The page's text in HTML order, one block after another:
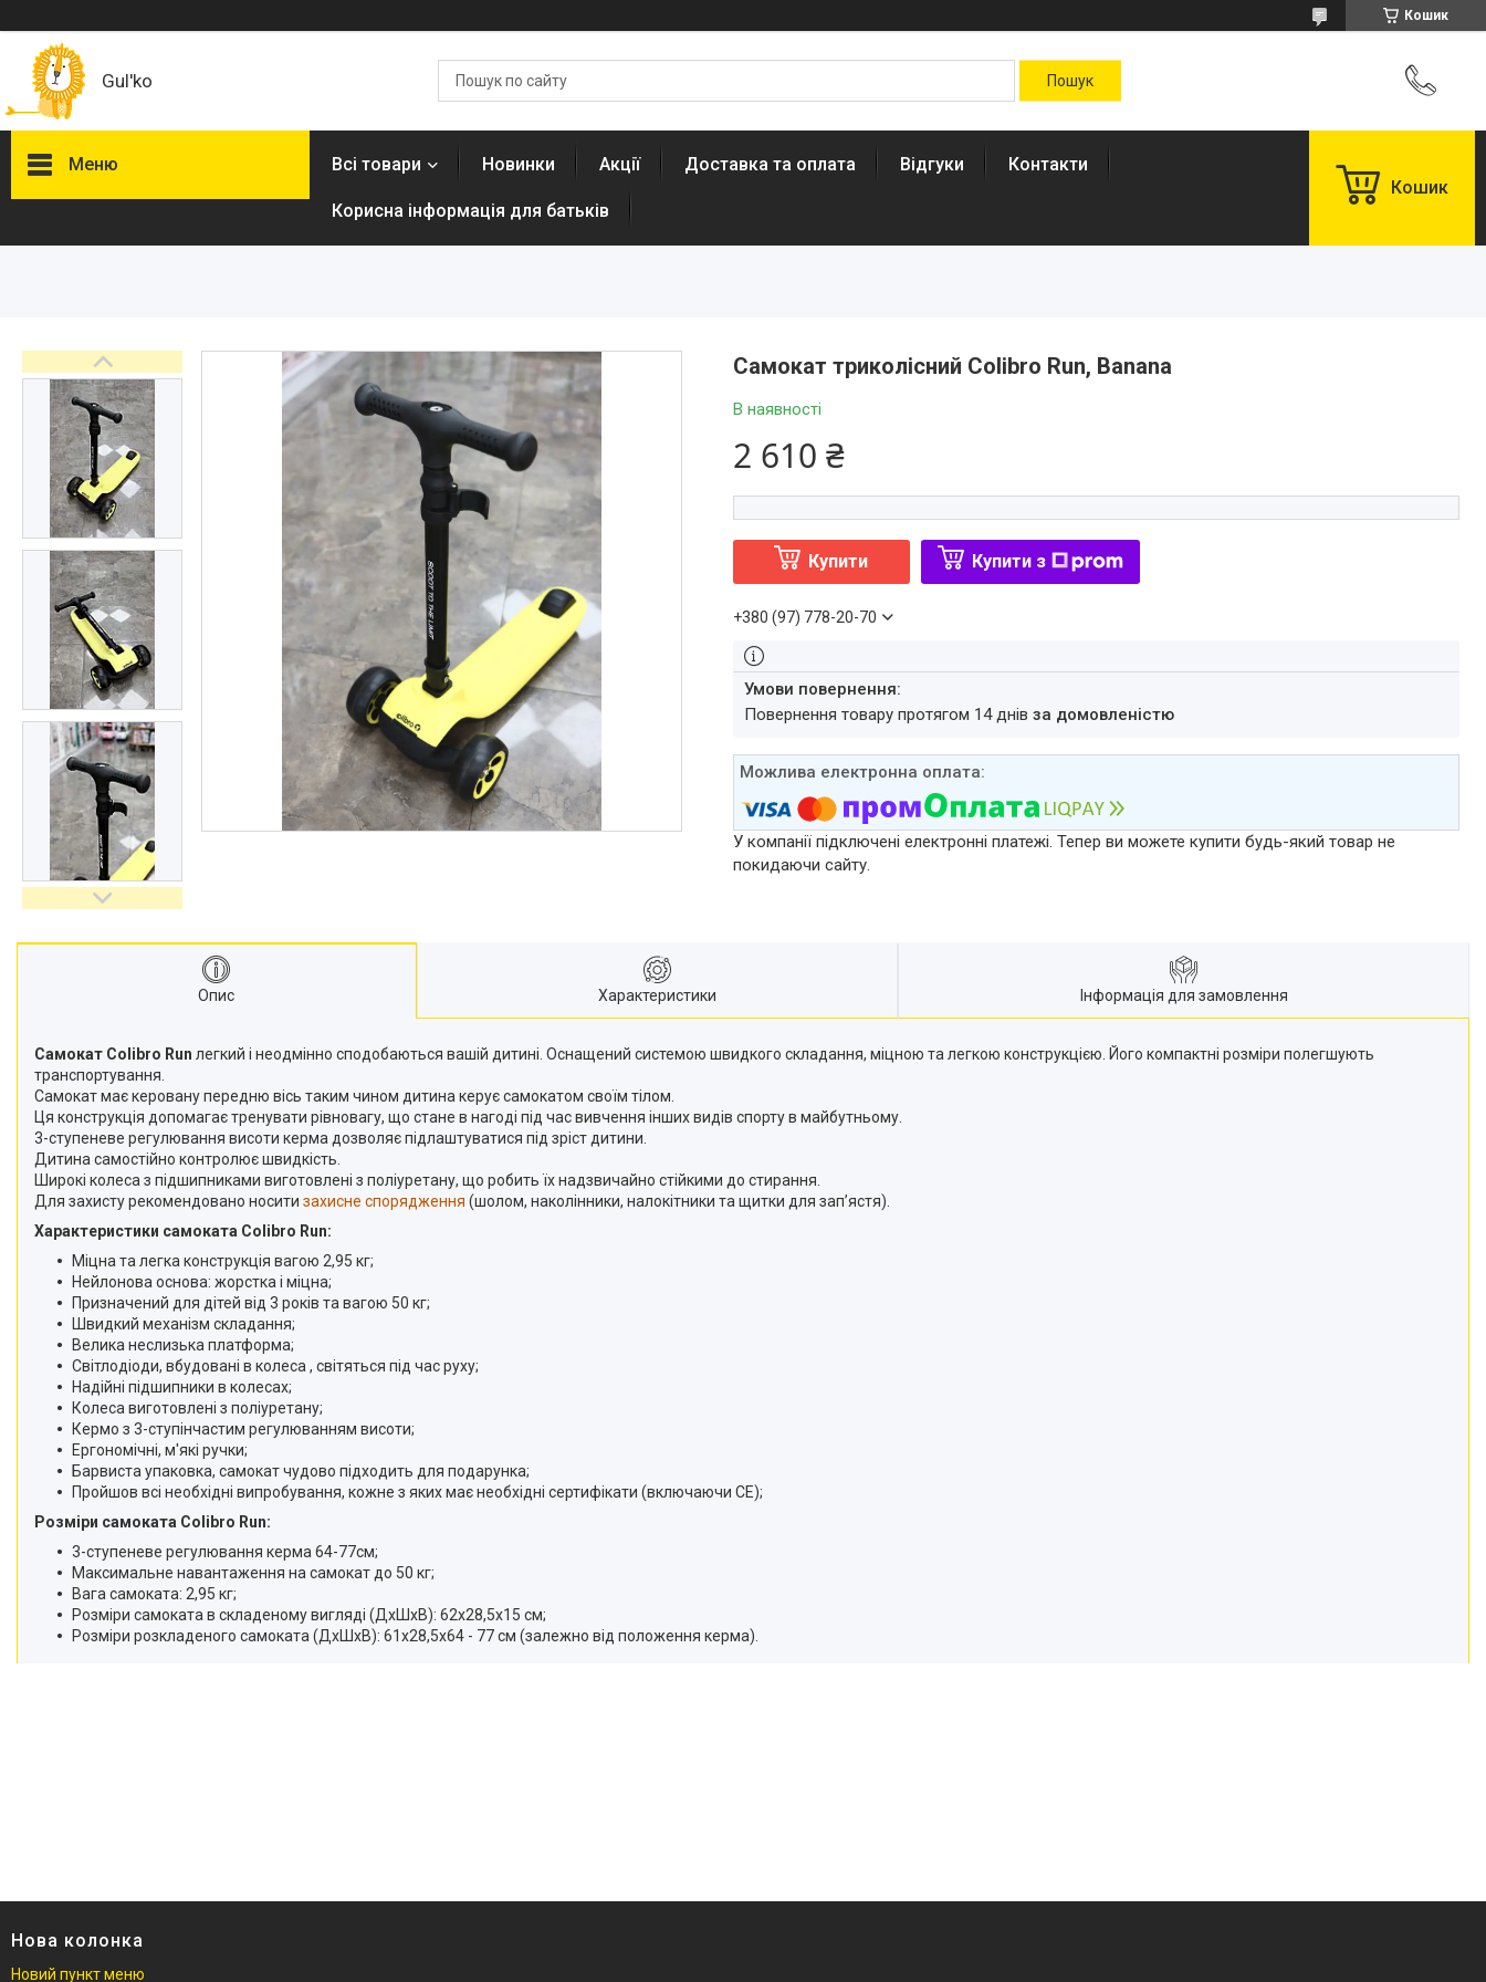
Кошик
Gul'ko
Меню
ТОП товарів Пакунок Малюка
Підбірка товарів для малюка
до року (7000 грн)
Автокрісла
Дитячі візочки
Меблі дитячі
Дитячий транспорт
Іграшки
Засоби особистої гігієни
Дитяче харчування
Одяг дитячий
Переноски для дітей
Дитяча безпека
Басейни каркасні
Валізи дитячі
Надувна продукція для дітей
Корисна інформація для
батьків
Всі товари Новинки Акції Доставка та оплата Відгуки Контакти
Корисна інформація для батьків
Кошик
Самокат триколісний Colibro Run, Banana
В наявності
2 610 ₴
Купити Купити з
+380 (97) 778-20-70
повернення товару протягом 14 днів за домовленістю
У компанії підключені електронні платежі. Тепер ви можете купити будь-який товар не
покидаючи сайту.
Опис Характеристики Інформація для замовлення
Самокат Colibro Run легкий і неодмінно сподобаються вашій дитині. Оснащений системою швидкого складання, міцною та легкою конструкцією. Його компактні розміри полегшують
транспортування.
Самокат має керовану передню вісь таким чином дитина керує самокатом своїм тілом.
Ця конструкція допомагає тренувати рівновагу, що стане в нагоді під час вивчення інших видів спорту в майбутньому.
3-ступеневе регулювання висоти керма дозволяє підлаштуватися під зріст дитини.
Дитина самостійно контролює швидкість.
Широкі колеса з підшипниками виготовлені з поліуретану, що робить їх надзвичайно стійкими до стирання.
Для захисту рекомендовано носити захисне спорядження (шолом, наколінники, налокітники та щитки для зап’ястя).
Характеристики самоката Colibro Run:
Міцна та легка конструкція вагою 2,95 кг;
Нейлонова основа: жорстка і міцна;
Призначений для дітей від 3 років та вагою 50 кг;
Швидкий механізм складання;
Велика неслизька платформа;
Світлодіоди, вбудовані в колеса , світяться під час руху;
Надійні підшипники в колесах;
Колеса виготовлені з поліуретану;
Кермо з 3-ступінчастим регулюванням висоти;
Ергономічні, м'які ручки;
Барвиста упаковка, самокат чудово підходить для подарунка;
Пройшов всі необхідні випробування, кожне з яких має необхідні сертифікати (включаючи CE);
Розміри самоката Colibro Run:
3-ступеневе регулювання керма 64-77см;
Максимальне навантаження на самокат до 50 кг;
Вага самоката: 2,95 кг;
Розміри самоката в складеному вигляді (ДхШхВ): 62х28,5х15 см;
Розміри розкладеного самоката (ДхШхВ): 61х28,5х64 - 77 см (залежно від положення керма).
Нова колонка
Новий пункт меню